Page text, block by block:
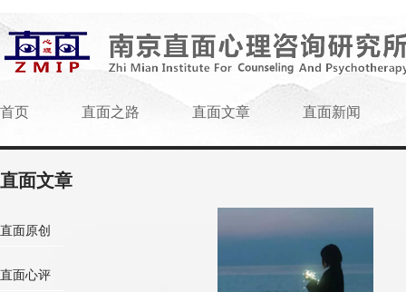
首页 直面之路 直面文章 直面新闻
直面文章
直面原创
直面心评